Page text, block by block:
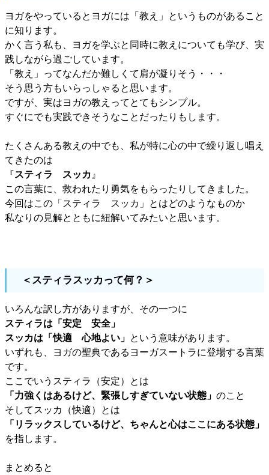
ヨガをやっているとヨガには「教え」というものがあること
に知ります。
かく言う私も、ヨガを学ぶと同時に教えについても学び、実
践しながら過ごしています。
「教え」ってなんだか難しくて肩が凝りそう・・・
そう思う方もいらっしゃると思います。
ですが、実はヨガの教えってとてもシンプル。
すぐにでも実践できそうなことだったりもします。
たくさんある教えの中でも、私が特に心の中で繰り返し唱え
てきたのは
『スティラ スッカ 』
この言葉に、救われたり勇気をもらったりしてきました。
今回はこの「スティラ スッカ」とはどのようなものか
私なりの見解とともに紐解いてみたいと思います。
＜スティラスッカって何？＞
いろんな訳し方がありますが、その一つに
スティラは「安定 安全」
スッカは「快適 心地よい」 という意味があります。
いずれも、ヨガの聖典であるヨーガスートラに登場する言葉
です。
ここでいうスティラ（安定）とは
「力強くはあるけど、緊張しすぎていない状態」 のこと
そしてスッカ（快適）とは
「リラックスしているけど、ちゃんと心はここにある状態」
を指します。
まとめると